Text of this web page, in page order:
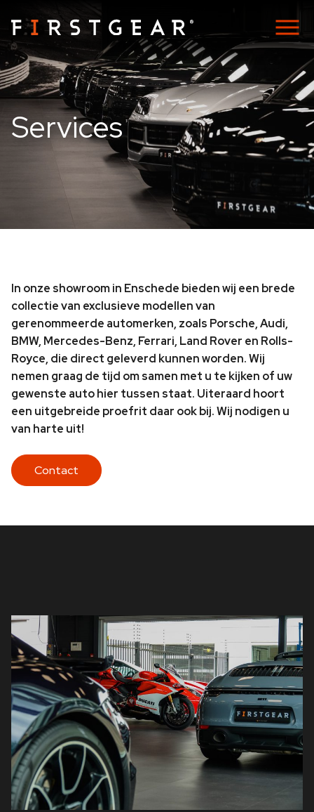
Services
In onze showroom in Enschede bieden wij een brede
collectie van exclusieve modellen van
gerenommeerde automerken, zoals Porsche, Audi,
BMW, Mercedes-Benz, Ferrari, Land Rover en Rolls-
Royce, die direct geleverd kunnen worden. Wij
nemen graag de tijd om samen met u te kijken of uw
gewenste auto hier tussen staat. Uiteraard hoort
een uitgebreide proefrit daar ook bij. Wij nodigen u
van harte uit!
Contact